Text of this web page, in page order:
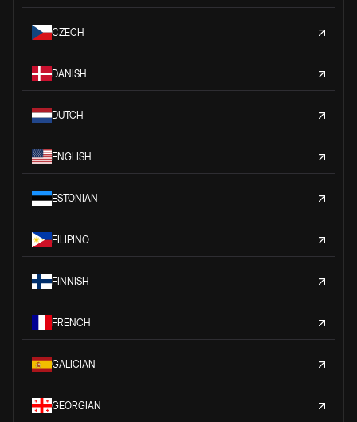
CZECH
DANISH
DUTCH
ENGLISH
ESTONIAN
FILIPINO
FINNISH
FRENCH
GALICIAN
GEORGIAN